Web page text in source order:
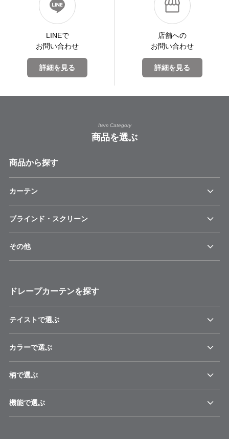
LINEで
お問い合わせ
詳細を見る
店舗への
お問い合わせ
詳細を見る
Item Category
商品を選ぶ
商品から探す
カーテン
ブラインド・スクリーン
その他
ドレープカーテンを探す
テイストで選ぶ
カラーで選ぶ
柄で選ぶ
機能で選ぶ